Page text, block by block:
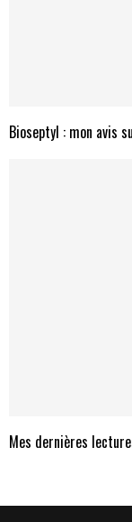
Bioseptyl : mon avis
Mes dernières